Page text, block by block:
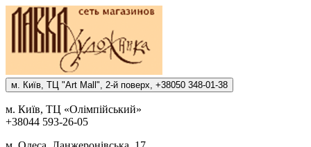
м. Киïв, ТЦ "Art Mall", 2-й поверх, +38050 348-01-38
м. Киïв, ТЦ «Олiмпiйський»
+38044 593-26-05